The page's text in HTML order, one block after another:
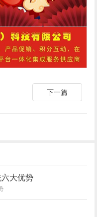
下一篇
大优势